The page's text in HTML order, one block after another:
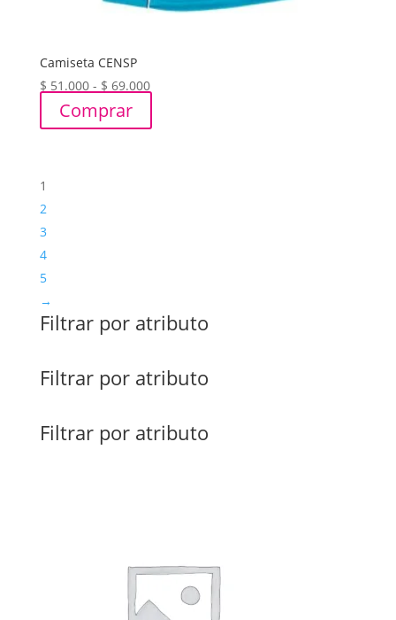
Camiseta CENSP
$ 51.000 - $ 69.000Rango
precios:
Comprar
1
2
3
4
5
→
Filtrar por atributo
Filtrar por atributo
Filtrar por atributo